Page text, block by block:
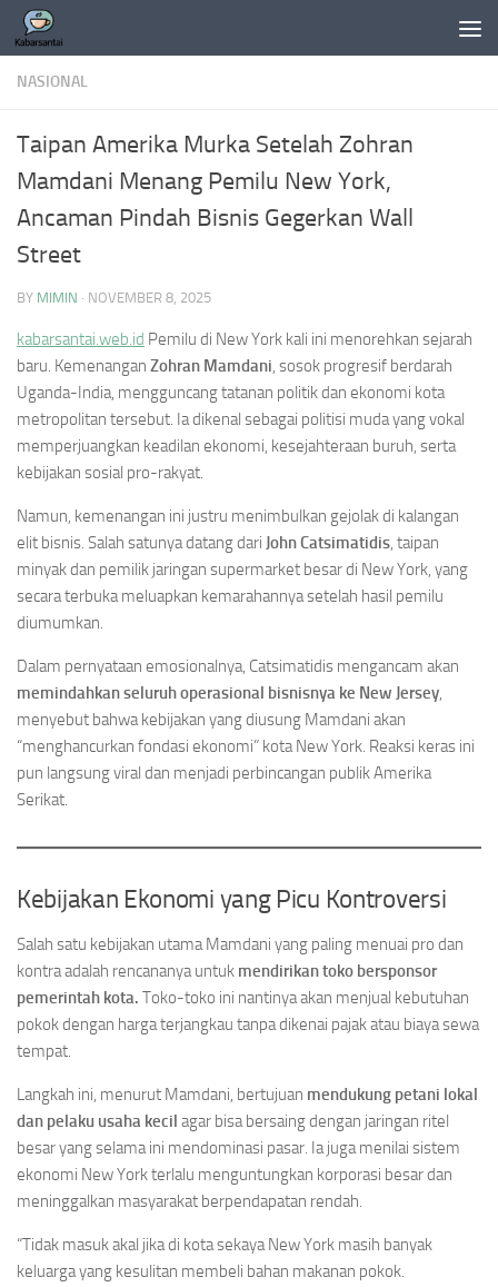
Skip to content
NASIONAL
Taipan Amerika Murka Setelah Zohran
Mamdani Menang Pemilu New York,
Ancaman Pindah Bisnis Gegerkan Wall
Street
BY MIMIN · NOVEMBER 8, 2025
kabarsantai.web.id Pemilu di New York kali ini menorehkan sejarah
baru. Kemenangan Zohran Mamdani, sosok progresif berdarah
Uganda-India, mengguncang tatanan politik dan ekonomi kota
metropolitan tersebut. Ia dikenal sebagai politisi muda yang vokal
memperjuangkan keadilan ekonomi, kesejahteraan buruh, serta
kebijakan sosial pro-rakyat.
Namun, kemenangan ini justru menimbulkan gejolak di kalangan
elit bisnis. Salah satunya datang dari John Catsimatidis, taipan
minyak dan pemilik jaringan supermarket besar di New York, yang
secara terbuka meluapkan kemarahannya setelah hasil pemilu
diumumkan.
Dalam pernyataan emosionalnya, Catsimatidis mengancam akan
memindahkan seluruh operasional bisnisnya ke New Jersey,
menyebut bahwa kebijakan yang diusung Mamdani akan
“menghancurkan fondasi ekonomi” kota New York. Reaksi keras ini
pun langsung viral dan menjadi perbincangan publik Amerika
Serikat.
Kebijakan Ekonomi yang Picu Kontroversi
Salah satu kebijakan utama Mamdani yang paling menuai pro dan
kontra adalah rencananya untuk mendirikan toko bersponsor
pemerintah kota. Toko-toko ini nantinya akan menjual kebutuhan
pokok dengan harga terjangkau tanpa dikenai pajak atau biaya sewa
tempat.
Langkah ini, menurut Mamdani, bertujuan mendukung petani lokal
dan pelaku usaha kecil agar bisa bersaing dengan jaringan ritel
besar yang selama ini mendominasi pasar. Ia juga menilai sistem
ekonomi New York terlalu menguntungkan korporasi besar dan
meninggalkan masyarakat berpendapatan rendah.
“Tidak masuk akal jika di kota sekaya New York masih banyak
keluarga yang kesulitan membeli bahan makanan pokok.